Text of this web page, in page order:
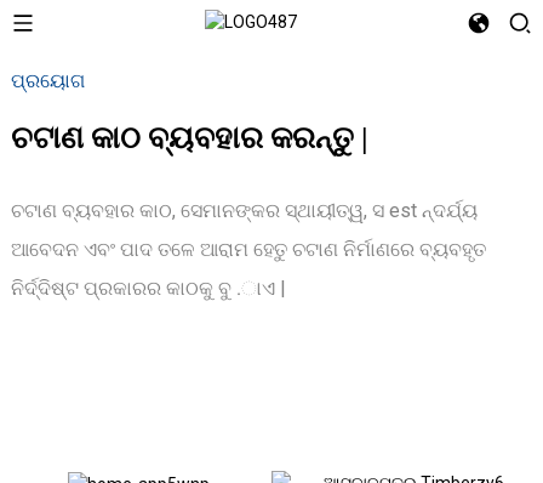
ପ୍ରୟୋଗ
ଚଟାଣ କାଠ ବ୍ୟବହାର କରନ୍ତୁ |
ଚଟାଣ ବ୍ୟବହାର କାଠ, ସେମାନଙ୍କର ସ୍ଥାୟୀତ୍ୱ, ସ est ନ୍ଦର୍ଯ୍ୟ
ଆବେଦନ ଏବଂ ପାଦ ତଳେ ଆରାମ ହେତୁ ଚଟାଣ ନିର୍ମାଣରେ ବ୍ୟବହୃତ
ନିର୍ଦ୍ଦିଷ୍ଟ ପ୍ରକାରର କାଠକୁ ବୁ .ାଏ |